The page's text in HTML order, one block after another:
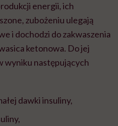
energii, ich
zubożeniu ulegają
i dochodzi do zakwaszenia
ketonowa. Do jej
wyniku następujących
dawki insuliny,